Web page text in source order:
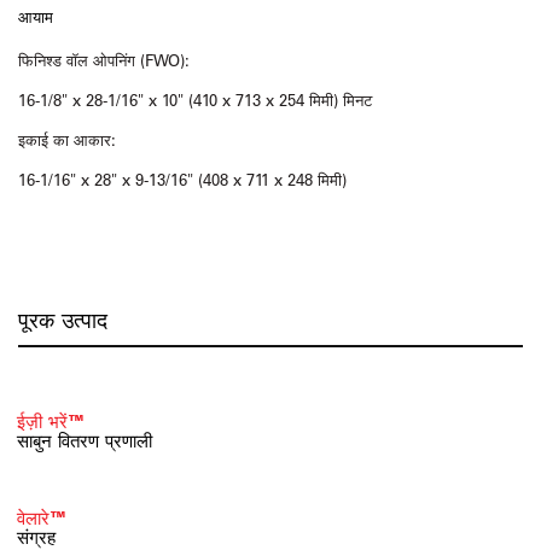
आयाम
फिनिश्ड वॉल ओपनिंग (FWO):
16-1/8" x 28-1/16" x 10" (410 x 713 x 254 मिमी) मिनट
इकाई का आकार:
16-1/16" x 28" x 9-13/16" (408 x 711 x 248 मिमी)
पूरक उत्पाद
ईज़ी भरें™
साबुन वितरण प्रणाली
वेलारे™
संग्रह